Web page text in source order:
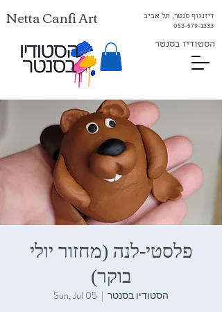
דיזנגוף סנטר, תל אביב
053-579-1333⁩
Netta Canfi Art
הסטודיו בסנטר
פלסטי-לנה (מחזור יולי
בוקר)
Sun, Jul 05
  |
הסטודיו בסנטר